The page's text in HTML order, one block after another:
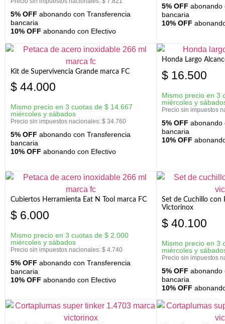
5% OFF abonando con Transferencia
bancaria
10% OFF abonando con Efectivo
5% OFF abonando
bancaria
10% OFF
Kit de Supervivencia Grande marca FC
$ 44.000
Mismo precio en 3 cuotas de $ 14.667
miércoles y sábados
Precio sin impuestos nacionales: $ 34.760
5% OFF abonando con Transferencia
bancaria
10% OFF abonando con Efectivo
Honda Largo
$ 16.500
Mismo precio en 3
miércoles y
Precio sin impuestos
5% OFF abonando
bancaria
10% OFF
Cubiertos Herramienta Eat N Tool marca FC
$ 6.000
Mismo precio en 3 cuotas de $ 2.000
miércoles y sábados
Precio sin impuestos nacionales: $ 4.740
5% OFF abonando con Transferencia
bancaria
10% OFF abonando con Efectivo
Set de Cuchillo con
Victorinox
$ 40.100
Mismo precio en 3
miércoles y
Precio sin impuestos
5% OFF abonando
bancaria
10% OFF